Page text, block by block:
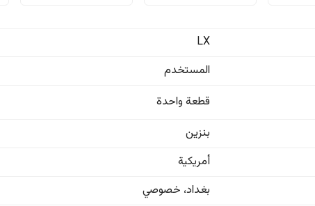
LX
المستخدم
قطعة واحدة
بنزين
أمريكية
بغداد، خصوصي